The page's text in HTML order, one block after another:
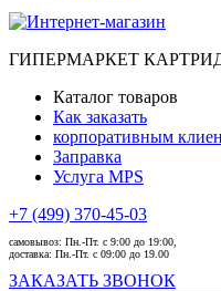
ГИПЕРМАРКЕТ
Каталог товаров
Как заказать
корпоративным
Заправка
Услуга MPS
+7 (499) 370-45-03
самовывоз: Пн.-Пт. с 9:00 до 19:00,
доставка: Пн.-Пт. с 09:00 до 19.00
ЗАКАЗАТЬ ЗВОНОК